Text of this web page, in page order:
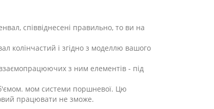
співвіднесені правильно, то ви на
колінчастий і згідно з моделлю вашого
взаємопрацюючих з ним елементів - під
мом системи поршневої. Цю
працювати не зможе.